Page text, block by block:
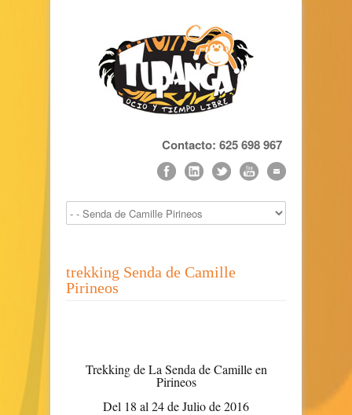
Contacto: 625 698 967
trekking Senda de Camille
Pirineos
Trekking de La Senda de Camille en
Pirineos
Del 18 al 24 de Julio de 2016